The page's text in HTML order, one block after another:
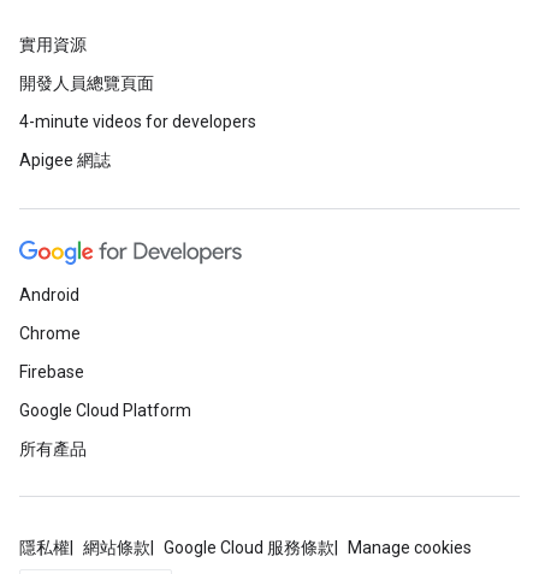
實用資源
開發人員總覽頁面
4-minute videos for developers
Apigee 網誌
Android
Chrome
Firebase
Google Cloud Platform
所有產品
隱私權 網站條款 Google Cloud 服務條款 Manage cookies